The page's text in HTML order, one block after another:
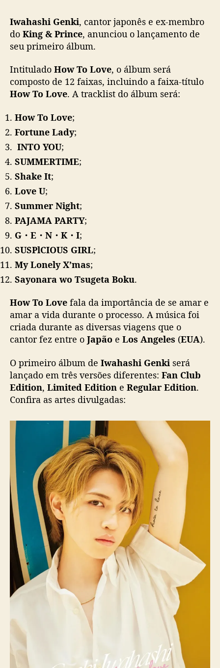
i
m
e
o
á
l
s
a
m
g
o
s
Iwahashi Genki, cantor japonês e ex-membro
do King & Prince, anunciou o lançamento de
seu primeiro álbum.
Intitulado How To Love, o álbum será
composto de 12 faixas, incluindo a faixa-título
How To Love. A tracklist do álbum será:
How To Love;
Fortune Lady;
INTO YOU;
SUMMERTIME;
Shake It;
Love U;
Summer Night;
PAJAMA PARTY;
G・E・N・K・I;
SUSPlCIOUS GIRL;
My Lonely X’mas;
Sayonara wo Tsugeta Boku.
How To Love fala da importância de se amar e
amar a vida durante o processo. A música foi
criada durante as diversas viagens que o
cantor fez entre o Japão e Los Angeles (EUA).
O primeiro álbum de Iwahashi Genki será
lançado em três versões diferentes: Fan Club
Edition, Limited Edition e Regular Edition.
Confira as artes divulgadas: